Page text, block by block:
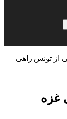
از تونس راهی
غزه